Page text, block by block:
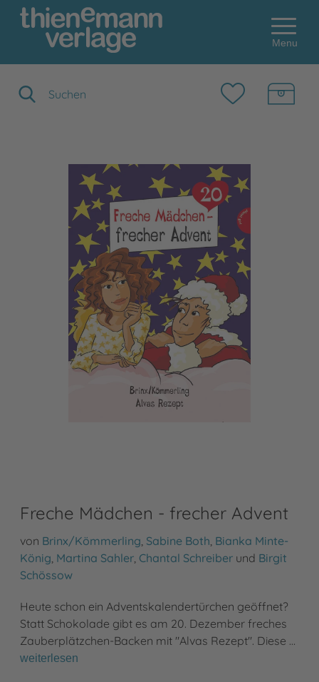
Menu
Freche Mädchen - frecher Advent
von Brinx/Kömmerling Sabine Both Bianka Minte-
König Martina Sahler Chantal Schreiber und Birgit
Schössow
Heute schon ein Adventskalendertürchen geöffnet?
Statt Schokolade gibt es am 20. Dezember freches
Zauberplätzchen-Backen mit "Alvas Rezept". Diese …
weiterlesen